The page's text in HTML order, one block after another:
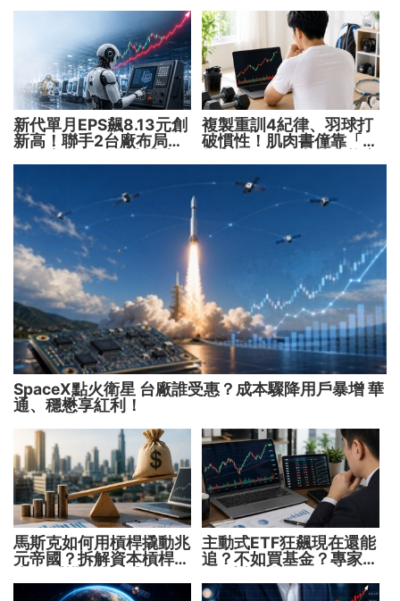
新代單月EPS飆8.13元創
新高！聯手2台廠布局機
複製重訓4紀律、羽球打
破慣性！肌肉書僮靠「動
SpaceX點火衛星 台廠誰受惠？成本驟降用戶暴增 華
通、穩懋享紅利！
馬斯克如何用槓桿撬動兆
元帝國？拆解資本槓桿5
主動式ETF狂飆現在還能
追？不如買基金？專家親